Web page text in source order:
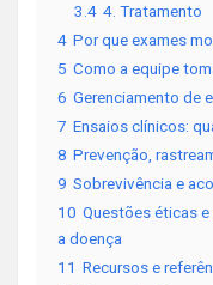
3.4 4. Tratamento
4 Por que exames
5 Como a equipe
6 Gerenciamento de
7 Ensaios clínicos:
8 Prevenção,
9 Sobrevivência e
10 Questões éticas
a doença
11 Recursos e